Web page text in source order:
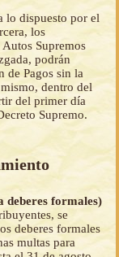
lo dispuesto por el
los
Supremos
podrán
de Pagos sin la
dentro del
del primer día
Supremo.
deberes formales)
se
deberes formales
multas para